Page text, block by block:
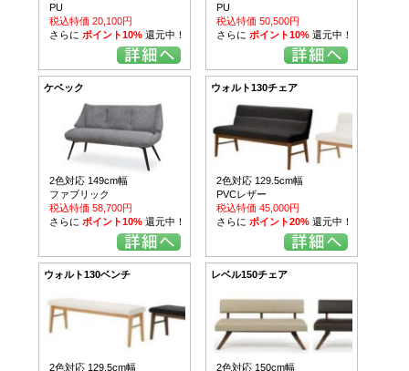
PU
税込特価 20,100円
さらに ポイント10% 還元中！
PU
税込特価 50,500円
さらに ポイント10% 還元中！
ケベック
2色対応 149cm幅
ファブリック
税込特価 58,700円
さらに ポイント10% 還元中！
ウォルト130チェア
2色対応 129.5cm幅
PVCレザー
税込特価 45,000円
さらに ポイント20% 還元中！
ウォルト130ベンチ
2色対応 129.5cm幅
レベル150チェア
2色対応 150cm幅